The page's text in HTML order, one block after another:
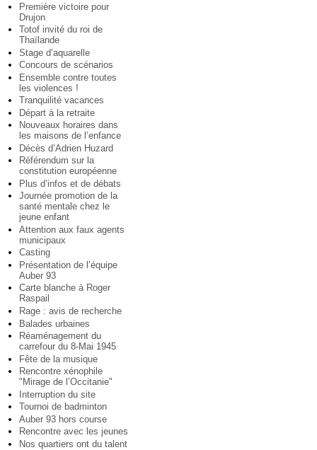
Première victoire pour
Drujon
Totof invité du roi de
Thaïlande
Stage d’aquarelle
Concours de scénarios
Ensemble contre toutes
les violences !
Tranquilité vacances
Départ à la retraite
Nouveaux horaires dans
les maisons de l’enfance
Décès d’Adrien Huzard
Référendum sur la
constitution européenne
Plus d’infos et de débats
Journée promotion de la
santé mentale chez le
jeune enfant
Attention aux faux agents
municipaux
Casting
Présentation de l’équipe
Auber 93
Carte blanche à Roger
Raspail
Rage : avis de recherche
Balades urbaines
Réaménagement du
carrefour du 8-Mai 1945
Fête de la musique
Rencontre xénophile
"Mirage de l’Occitanie"
Interruption du site
Tournoi de badminton
Auber 93 hors course
Rencontre avec les jeunes
Nos quartiers ont du talent